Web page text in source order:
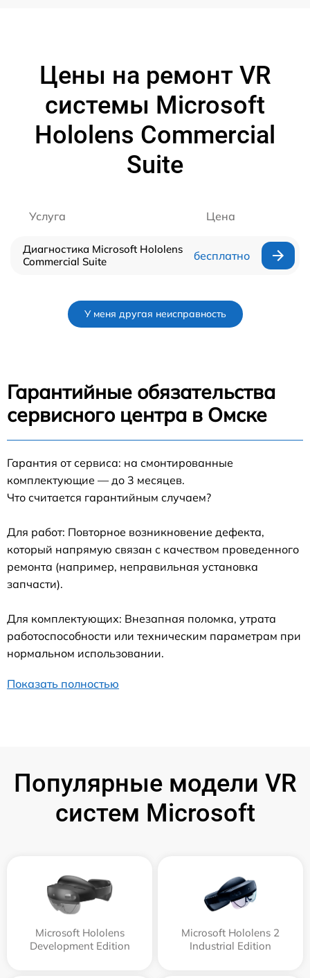
Цены на ремонт VR
системы Microsoft
Hololens Commercial
Suite
Услуга Цена
Диагностика Microsoft Hololens
Commercial Suite
бесплатно
У меня другая неисправность
Гарантийные обязательства
сервисного центра в Омске
Гарантия от сервиса: на смонтированные
комплектующие — до 3 месяцев.
Что считается гарантийным случаем?
Для работ: Повторное возникновение дефекта,
который напрямую связан с качеством проведенного
ремонта (например, неправильная установка
запчасти).
Для комплектующих: Внезапная поломка, утрата
работоспособности или техническим параметрам при
нормальном использовании.
Показать полностью
Популярные модели VR
систем Microsoft
Microsoft Hololens
Development Edition
Microsoft Hololens 2
Industrial Edition